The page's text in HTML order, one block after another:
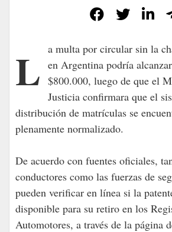
La multa por circular sin la chapa patente en Argentina podría
$800.000, luego de que el
Justicia confirmara que el
distribución de matrículas se
plenamente normalizado.
De acuerdo con fuentes oficiales,
conductores como las fuerzas de
pueden verificar en línea si la
disponible para su retiro en los
Automotores, a través de la página